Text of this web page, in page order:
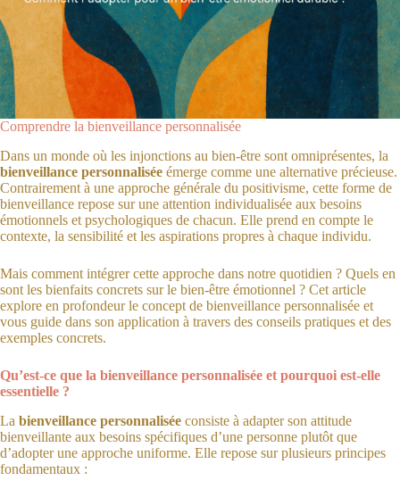
Comprendre la bienveillance personnalisée
Dans un monde où les injonctions au bien-être sont omniprésentes, la
bienveillance personnalisée émerge comme une alternative précieuse.
Contrairement à une approche générale du positivisme, cette forme de
bienveillance repose sur une attention individualisée aux besoins
émotionnels et psychologiques de chacun. Elle prend en compte le
contexte, la sensibilité et les aspirations propres à chaque individu.
Mais comment intégrer cette approche dans notre quotidien ? Quels en
sont les bienfaits concrets sur le bien-être émotionnel ? Cet article
explore en profondeur le concept de bienveillance personnalisée et
vous guide dans son application à travers des conseils pratiques et des
exemples concrets.
Qu’est-ce que la bienveillance personnalisée et pourquoi est-elle
essentielle ?
La bienveillance personnalisée consiste à adapter son attitude
bienveillante aux besoins spécifiques d’une personne plutôt que
d’adopter une approche uniforme. Elle repose sur plusieurs principes
fondamentaux :